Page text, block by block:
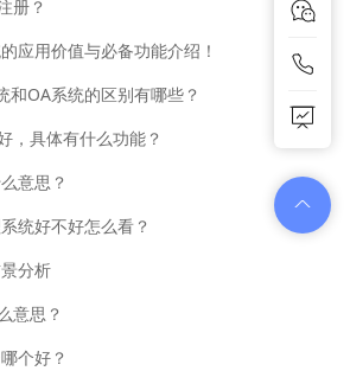
册？
应用价值与必备功能介绍！
和OA系统的区别有哪些？
，具体有什么功能？
意思？
统好不好怎么看？
分析
意思？
个好？